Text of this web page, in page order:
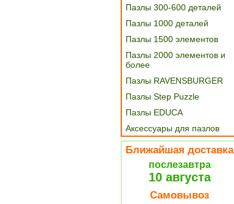
Пазлы 300-600 деталей
Пазлы 1000 деталей
Пазлы 1500 элементов
Пазлы 2000 элементов и
более
Пазлы RAVENSBURGER
Пазлы Step Puzzle
Пазлы EDUCA
Аксессуары для пазлов
Ближайшая доставка
послезавтра
10 августа
Самовывоз